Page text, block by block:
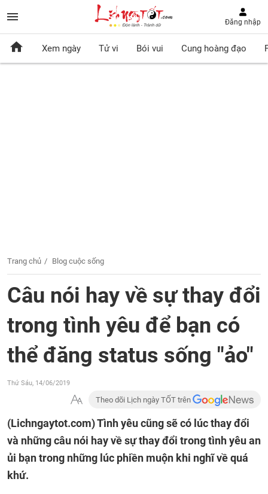
Đăng nhập
Xem ngày Tử vi Bói vui Cung hoàng đạo
Trang chủ Blog cuộc sống
Câu nói hay về sự thay đổi
trong tình yêu để bạn có
thể đăng status sống "ảo"
Thứ Sáu, 14/06/2019
Theo dõi Lịch ngày TỐT trên
(Lichngaytot.com)Tình yêu cũng sẽ có lúc thay đổi
và những câu nói hay về sự thay đổi trong tình yêu an
ủi bạn trong những lúc phiền muộn khi nghĩ về quá
khứ.